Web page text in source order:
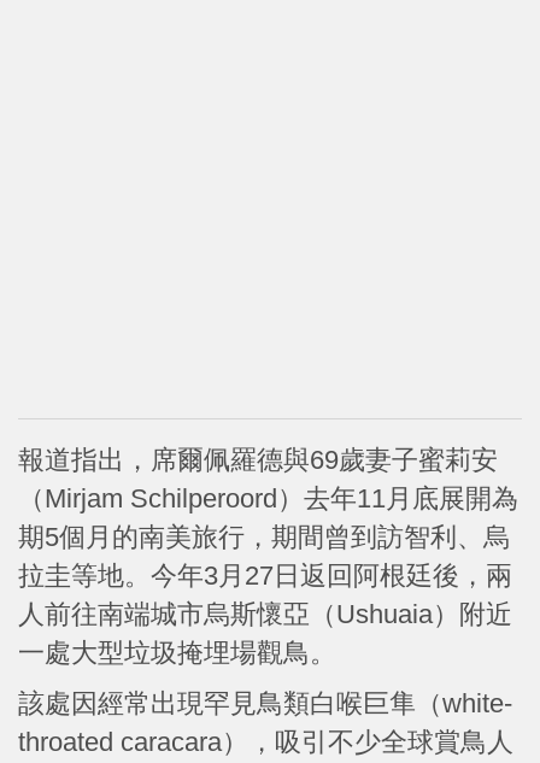
報道指出，席爾佩羅德與69歲妻子蜜莉安
（Mirjam Schilperoord）去年11月底展開為
期5個月的南美旅行，期間曾到訪智利、烏
拉圭等地。今年3月27日返回阿根廷後，兩
人前往南端城市烏斯懷亞（Ushuaia）附近
一處大型垃圾掩埋場觀鳥。
該處因經常出現罕見鳥類白喉巨隼（white-
throated caracara），吸引不少全球賞鳥人